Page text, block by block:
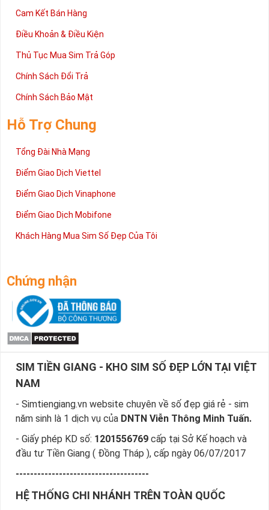
Cam Kết Bán Hàng
Điều Khoản & Điều Kiện
Thủ Tục Mua Sim Trả Góp
Chính Sách Đổi Trả
Chính Sách Bảo Mật
Hỗ Trợ Chung
Tổng Đài Nhà Mạng
Điểm Giao Dịch Viettel
Điểm Giao Dịch Vinaphone
Điểm Giao Dịch Mobifone
Khách Hàng Mua Sim Số Đẹp Của Tôi
Chứng nhận
SIM TIỀN GIANG - KHO SIM SỐ ĐẸP LỚN TẠI VIỆT
NAM
- Simtiengiang.vn website chuyên về số đẹp giá rẻ - sim
năm sinh là 1 dịch vụ của DNTN Viễn Thông Minh Tuấn.
- Giấy phép KD số: 1201556769 cấp tại Sở Kế hoạch và
đầu tư Tiền Giang ( Đồng Tháp ), cấp ngày 06/07/2017
-------------------------------------
HỆ THỐNG CHI NHÁNH TRÊN TOÀN QUỐC